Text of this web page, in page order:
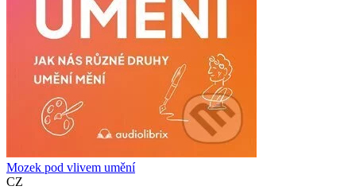
Mozek pod vlivem umění
CZ